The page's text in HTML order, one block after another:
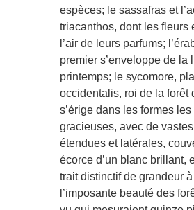
espèces; le sassafras et
triacanthos, dont les fleurs
l’air de leurs parfums;
premier s’enveloppe de la
printemps; le sycomore,
occidentalis, roi de la forêt
s’érige dans les formes
gracieuses, avec de
étendues et latérales,
écorce d’un blanc brillant,
trait distinctif de grandeur à
l’imposante beauté des